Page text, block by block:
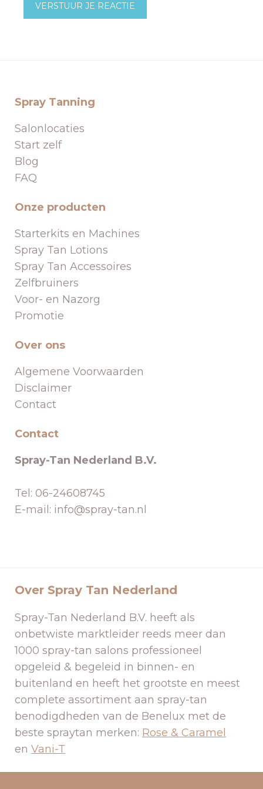
VERSTUUR JE REACTIE
Spray Tanning
Salonlocaties
Start zelf
Blog
FAQ
Onze producten
Starterkits en Machines
Spray Tan Lotions
Spray Tan Accessoires
Zelfbruiners
Voor- en Nazorg
Promotie
Over ons
Algemene Voorwaarden
Disclaimer
Contact
Contact
Spray-Tan Nederland B.V.
Tel: 06-24608745
E-mail: info@spray-tan.nl
Over Spray Tan Nederland
Spray-Tan Nederland B.V. heeft als
onbetwiste marktleider reeds meer dan
1000 spray-tan salons professioneel
opgeleid & begeleid in binnen- en
buitenland en heeft het grootste en meest
complete assortiment aan spray-tan
benodigdheden van de Benelux met de
beste spraytan merken: Rose & Caramel
en Vani-T